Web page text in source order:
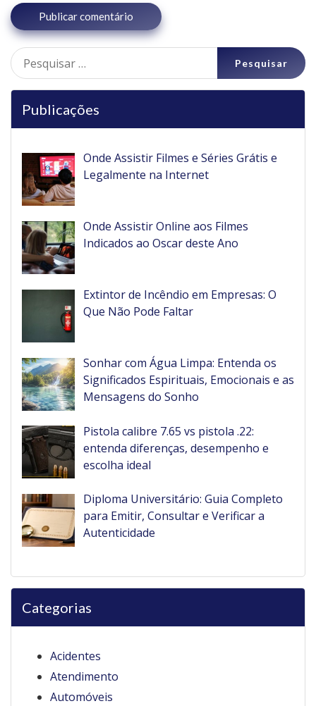
Pesquisar
por:
Publicações
Onde Assistir Filmes e Séries Grátis e
Legalmente na Internet
Onde Assistir Online aos Filmes
Indicados ao Oscar deste Ano
Extintor de Incêndio em Empresas: O
Que Não Pode Faltar
Sonhar com Água Limpa: Entenda os
Significados Espirituais, Emocionais e as
Mensagens do Sonho
Pistola calibre 7.65 vs pistola .22:
entenda diferenças, desempenho e
escolha ideal
Diploma Universitário: Guia Completo
para Emitir, Consultar e Verificar a
Autenticidade
Categorias
Acidentes
Atendimento
Automóveis